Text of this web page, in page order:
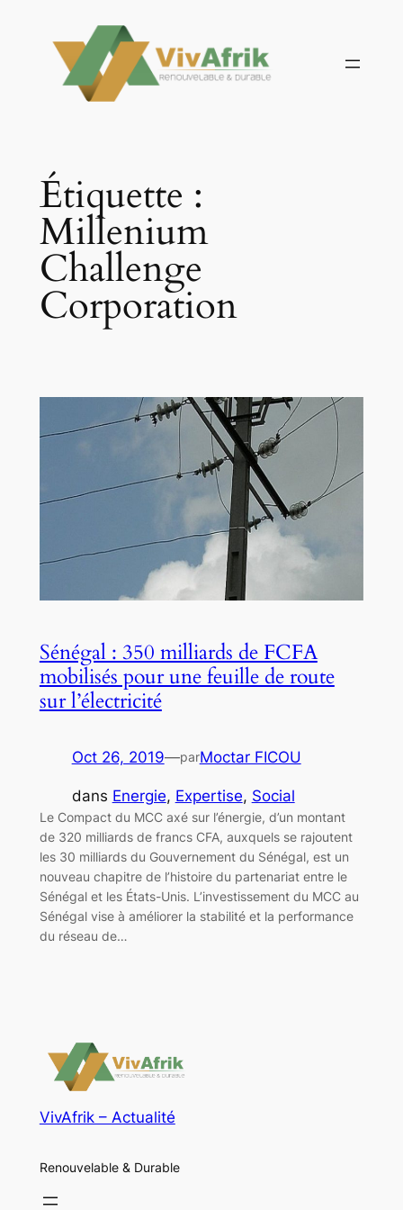
contenu
Étiquette :
Millenium
Challenge
Corporation
Sénégal : 350 milliards de FCFA
mobilisés pour une feuille de route
sur l’électricité
Oct 26, 2019—parMoctar FICOU
dans Energie, Expertise, Social
Le Compact du MCC axé sur l’énergie, d’un montant
de 320 milliards de francs CFA, auxquels se rajoutent
les 30 milliards du Gouvernement du Sénégal, est un
nouveau chapitre de l’histoire du partenariat entre le
Sénégal et les États-Unis. L’investissement du MCC au
Sénégal vise à améliorer la stabilité et la performance
du réseau de…
VivAfrik – Actualité
Renouvelable & Durable